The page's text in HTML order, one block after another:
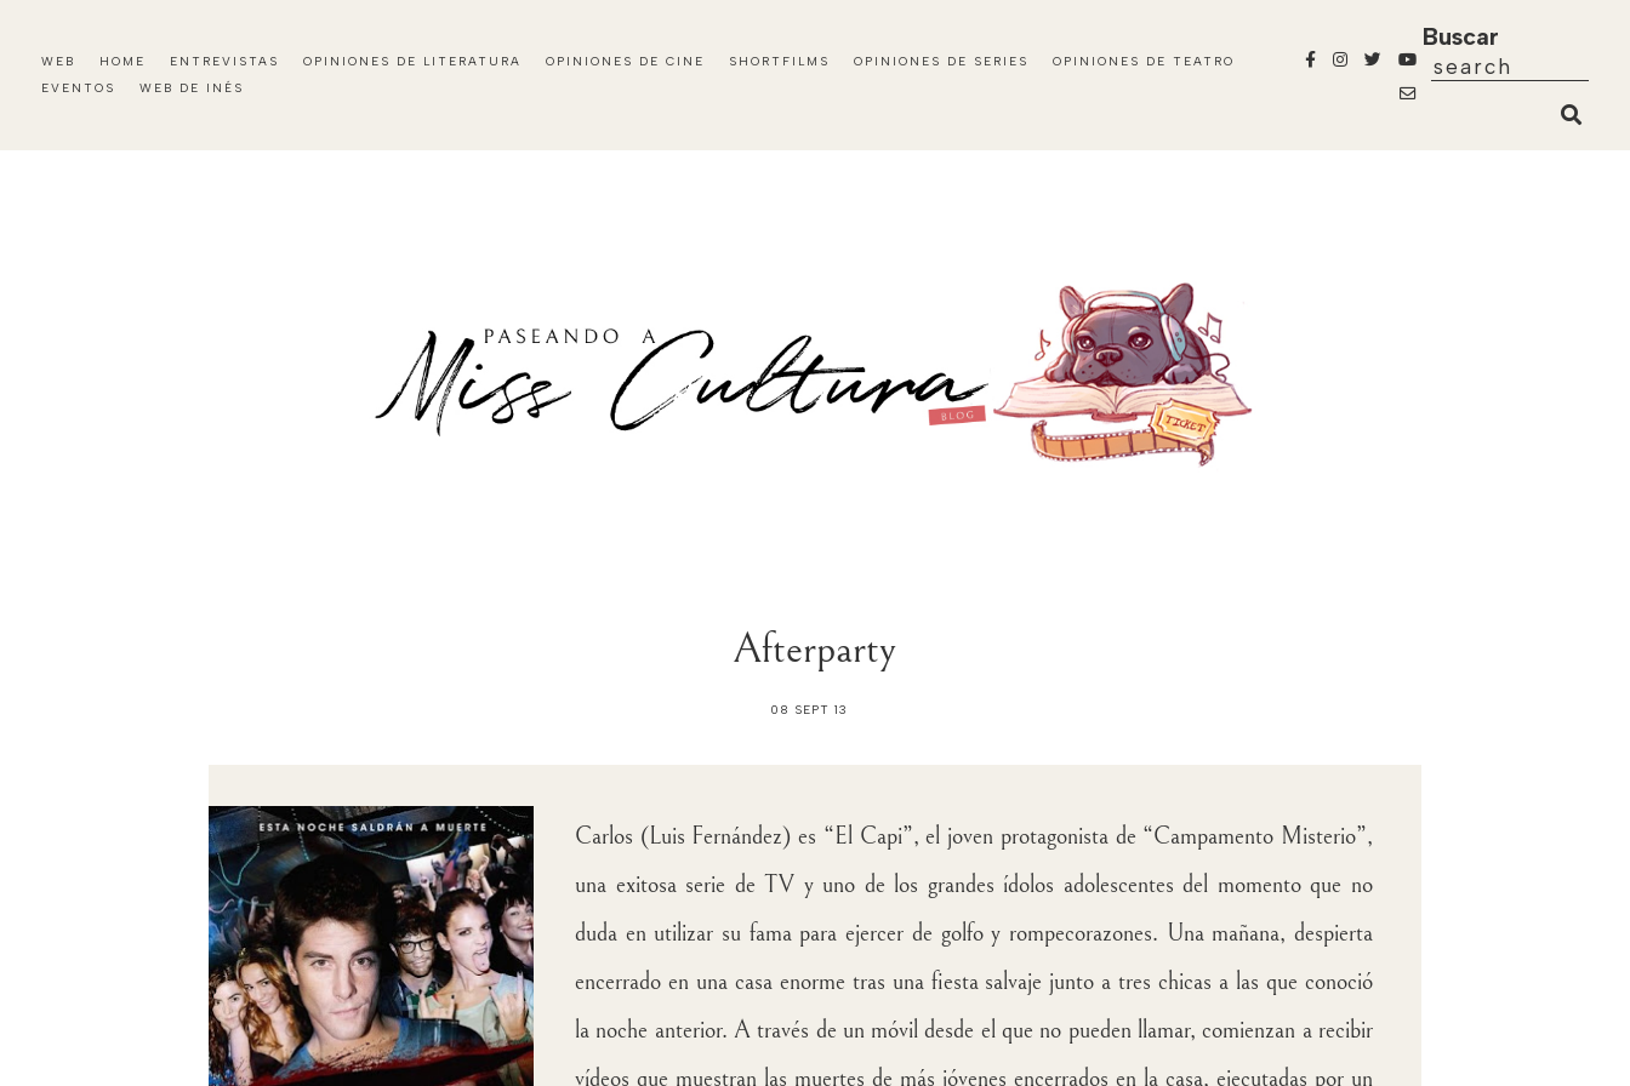
WEB HOME ENTREVISTAS OPINIONES DE LITERATURA OPINIONES DE CINE SHORTFILMS OPINIONES DE SERIES
OPINIONES DE TEATRO
EVENTOS
WEB DE INÉS
Buscar
Afterparty
08 SEPT 13
Carlos (Luis Fernández) es “El Capi”, el joven protagonista de “Campamento Misterio”,
una exitosa serie de TV y uno de los grandes ídolos adolescentes del momento que no
duda en utilizar su fama para ejercer de golfo y rompecorazones. Una mañana, despierta
encerrado en una casa enorme tras una fiesta salvaje junto a tres chicas a las que conoció
la noche anterior. A través de un móvil desde el que no pueden llamar, comienzan a recibir
vídeos que muestran las muertes de más jóvenes encerrados en la casa, ejecutadas por un